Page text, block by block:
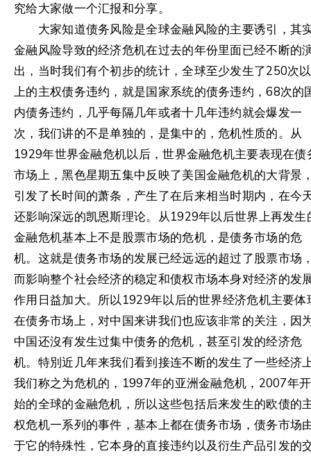
究给大家做一个汇报和分享。
大家知道债务风险是全球金融风险的主要诱引，其
金融风险导致的经济危机在过去的年份里面已经不断的
出，当时我们有个初步的统计，全球至少发生了250次以
上的主权债务违约，就是国家系统的债务违约，68次的
内债务违约，几乎每隔几年或者十几年违约就会爆发一
次，我们讲的不是单独的，是集中的，危机性质的。从
1929年世界金融危机以后，世界金融危机主要表现在债
市场上，黑色星期五集中反映了美国金融危机的大背景
引发了长时间的萧条，产生了在后来相当时期内，在今
还影响深远的凯恩斯理论。从1929年以后世界上再发生
金融危机基本上不是股票市场的危机，是债务市场的危
机。这就是债务市场的发展已经远远的超过了股票市场
而影响整个社会经济的稳定和债权市场本身对经济的发
作用日益加大。所以1929年以后的世界经济危机主要体
在债务市场上，对中国来讲我们也应该非常的关注，因
中国还沒有发生过集中债务的危机，甚至引发的经济危
机。特別近几年来我们看到接连不断的发生了一些经济
我们称之为危机的，1997年的亚洲金融危机，2007年开
始的全球的金融危机，所以这些包括后来发生的欧债的
权危机一系列的事件，基本上都在债务市场，债务市场
于它的特殊性，它本身的直接违约以及衍生产品引发的